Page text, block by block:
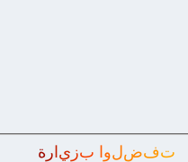
تفضلو بز ي رة